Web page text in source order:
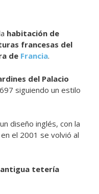
habitación de
francesas del
de Francia.
del Palacio
siguiendo un estilo
diseño inglés, con la
el 2001 se volvió al
antigua tetería